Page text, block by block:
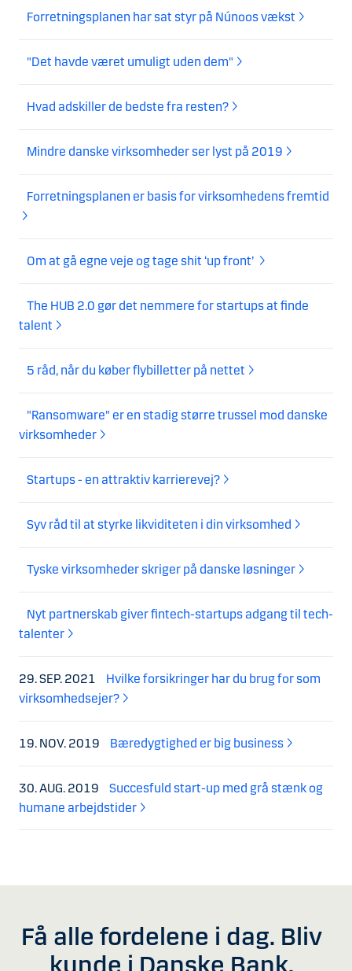
Forretningsplanen har sat styr på Núnoos vækst
"Det havde været umuligt uden dem"
Hvad adskiller de bedste fra resten?
Mindre danske virksomheder ser lyst på 2019
Forretningsplanen er basis for virksomhedens fremtid
Om at gå egne veje og tage shit ‘up front’
The HUB 2.0 gør det nemmere for startups at finde
talent
5 råd, når du køber flybilletter på nettet
"Ransomware" er en stadig større trussel mod danske
virksomheder
Startups - en attraktiv karrierevej?
Syv råd til at styrke likviditeten i din virksomhed
Tyske virksomheder skriger på danske løsninger
Nyt partnerskab giver fintech-startups adgang til tech-
talenter
29. SEP. 2021
Hvilke forsikringer har du brug for som
virksomhedsejer?
19. NOV. 2019 Bæredygtighed er big business
30. AUG. 2019
Succesfuld start-up med grå stænk og
humane arbejdstider
Få alle fordelene i dag. Bliv